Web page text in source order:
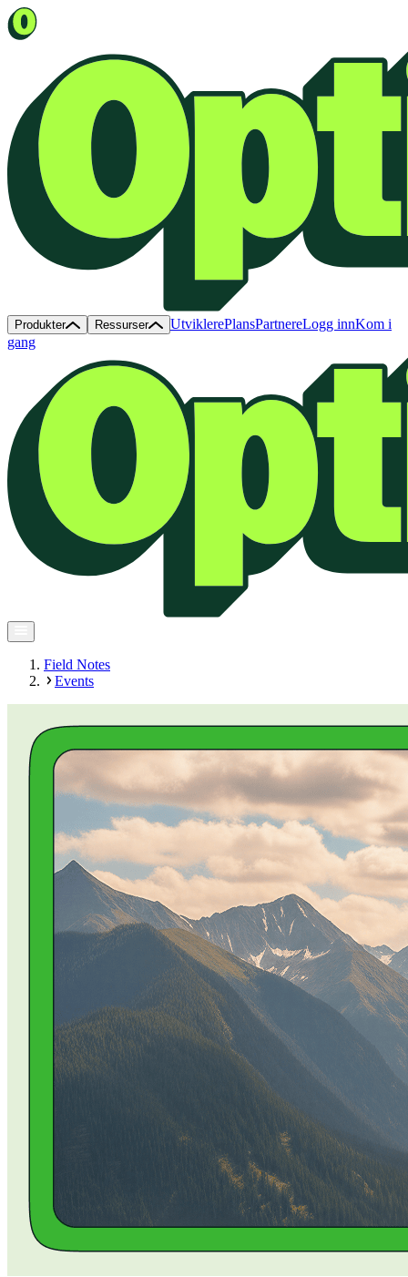
Produkter Ressurser UtviklerePlansPartnereLogg innKom i
gang
Field Notes
Events